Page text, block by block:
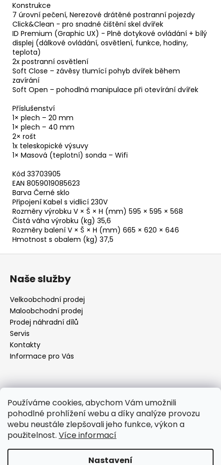
Používáme cookies, abychom Vám umožnili
pohodlné prohlížení webu a díky analýze provozu
webu neustále zlepšovali jeho funkce, výkon a
použitelnost. Více informací
Nastavení
Konstrukce
7 úrovní pečení, Nerezové drátěné postranní pojezdy
Click&Clean - pro snadné čištění skel dvířek
ID Premium (Graphic UX) - Plně dotykové ovládání + bílý
displej (dálkové ovládání, osvětlení, funkce, hodiny,
teplota)
2x postranní osvětlení
Soft Close – závěsy tlumící pohyb dvířek během
zavírání
Soft Open – pohodlná manipulace při otevírání dvířek
Příslušenství
1× plech – 20 mm
1× plech – 40 mm
2× rošt
1x teleskopické výsuvy
1× Masová (teplotní) sonda – Wifi
Kód 33703905
EAN 8059019085623
Barva Černé sklo
Připojení Kabel s vidlicí 230V
Rozměry výrobku V × Š × H (mm) 595 × 595 × 568
Čistá váha výrobku (kg) 35,6
Rozměry balení V × Š × H (mm) 665 × 620 × 646
Hmotnost s obalem (kg) 37,5
Naše služby
Velkoobchodní prodej
Maloobchodní prodej
Prodej náhradní dílů
Servis
Kontakty
Informace pro Vás
objednavky@elektrorezny.cz
602 155 983
https://www.facebook.com/jirireznyelektroservis
reznyelektro